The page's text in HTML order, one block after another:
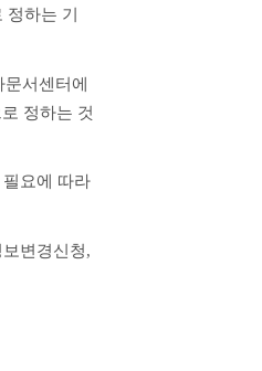
하는 기
서센터에
정하는 것
요에 따라
변경신청,